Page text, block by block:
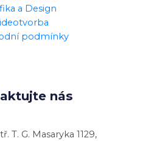
a Design
podmínky
nás
T. G. Masaryka 1129,